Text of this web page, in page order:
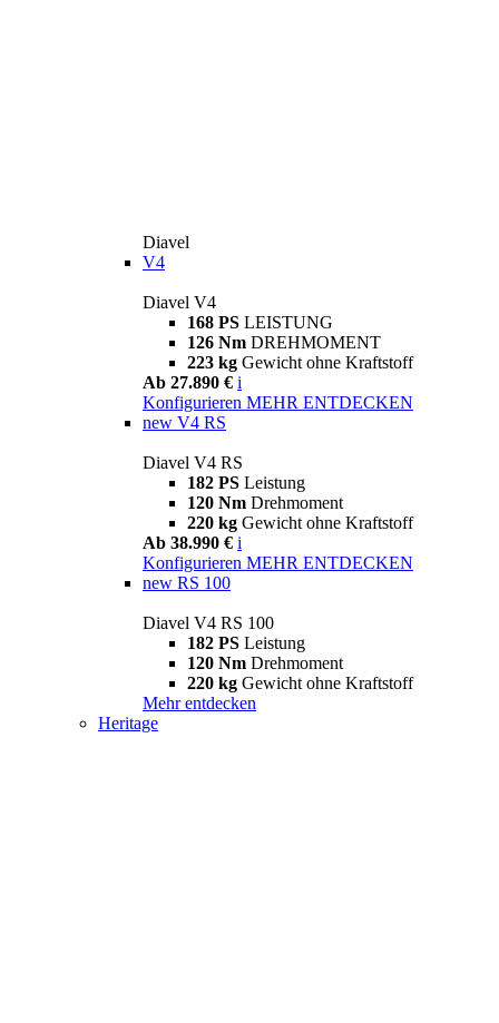
Diavel
V4
Diavel V4
168 PS LEISTUNG
126 Nm DREHMOMENT
223 kg Gewicht ohne Kraftstoff
Ab 27.890 € i
Konfigurieren MEHR ENTDECKEN
new V4 RS
Diavel V4 RS
182 PS Leistung
120 Nm Drehmoment
220 kg Gewicht ohne Kraftstoff
Ab 38.990 € i
Konfigurieren MEHR ENTDECKEN
new RS 100
Diavel V4 RS 100
182 PS Leistung
120 Nm Drehmoment
220 kg Gewicht ohne Kraftstoff
Mehr entdecken
Heritage